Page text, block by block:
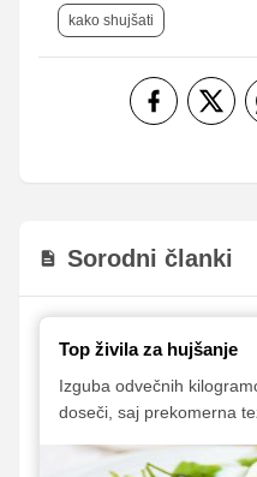
kako shujšati
Sorodni članki
Top živila za hujšanje
Izguba odvečnih
doseči, saj prekomerna
boleznim. A po katerih